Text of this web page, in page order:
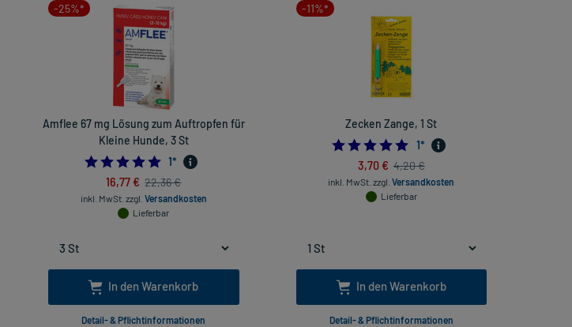
-25%*
Amflee 67 mg Lösung zum Auftropfen für
Kleine Hunde, 3 St
5.0
1*
16,77 € 22,36 €
inkl. MwSt. zzgl. Versandkosten
Lieferbar
In den Warenkorb
Detail- & Pflichtinformationen
-11%*
Zecken Zange, 1 St
5.0
1*
3,70 € 4,20 €
inkl. MwSt. zzgl.Versandkosten
Lieferbar
In den Warenkorb
Detail- & Pflichtinformationen